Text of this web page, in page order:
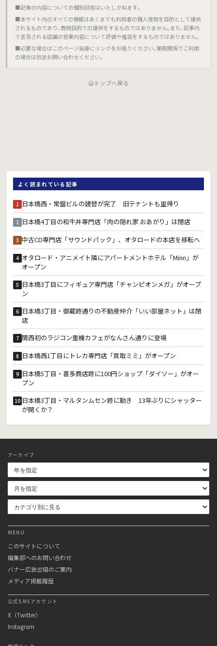
■記事の内容についての個別回答はいたしかねます｡
■本サイト内のすべての情報はあくまでも利用者の個人使用を目的として提供
されるものであり､商用目的での提供をするものではありません｡また､記事内
で言及される店舗の営業内容について評価や推奨をするものではありません｡
■必要な場合はこのページ自身にリンクをお張りください｡業務関係でご利用
の場合は別途お問い合わせください｡
トップへ戻る
よく読まれている記事
1 日本橋西・常盤ビルの建替が完了 旧テナントも里帰り
2 日本橋4丁目の和牛丼専門店「肉の隠れ家 おあがり」は閉店
3 中古CD専門店「サウンドパック」、オタロードの本店を移転へ
4 オタロード・アニメイト隣にアパートメントホテル「Minn」が
オープン
5 日本橋3丁目にフィギュア専門店「チャンピオンメガ」がオープ
ン
6 日本橋3丁目・御蔵跡通りの不動産仲介「いい部屋ネット」は閉
店
7 関西初のラジコン重機カフェがなんさん通りに登場
8 日本橋西1丁目にトレカ専門店「買取ミミ」がオープン
9 日本橋5丁目・喜多商店跡に100円ショップ「ダイソー」がオー
プン
10 日本橋3丁目・マルタンムセン跡に動き 13年ぶりにシャッター
が開くか？
アーカイブ
MENU
このサイトについて
編集部へのお問い合わせ
バナー広告出稿のご案内
メディア掲載履歴
公式SNSアカウント
X（Twitter）
Instagram